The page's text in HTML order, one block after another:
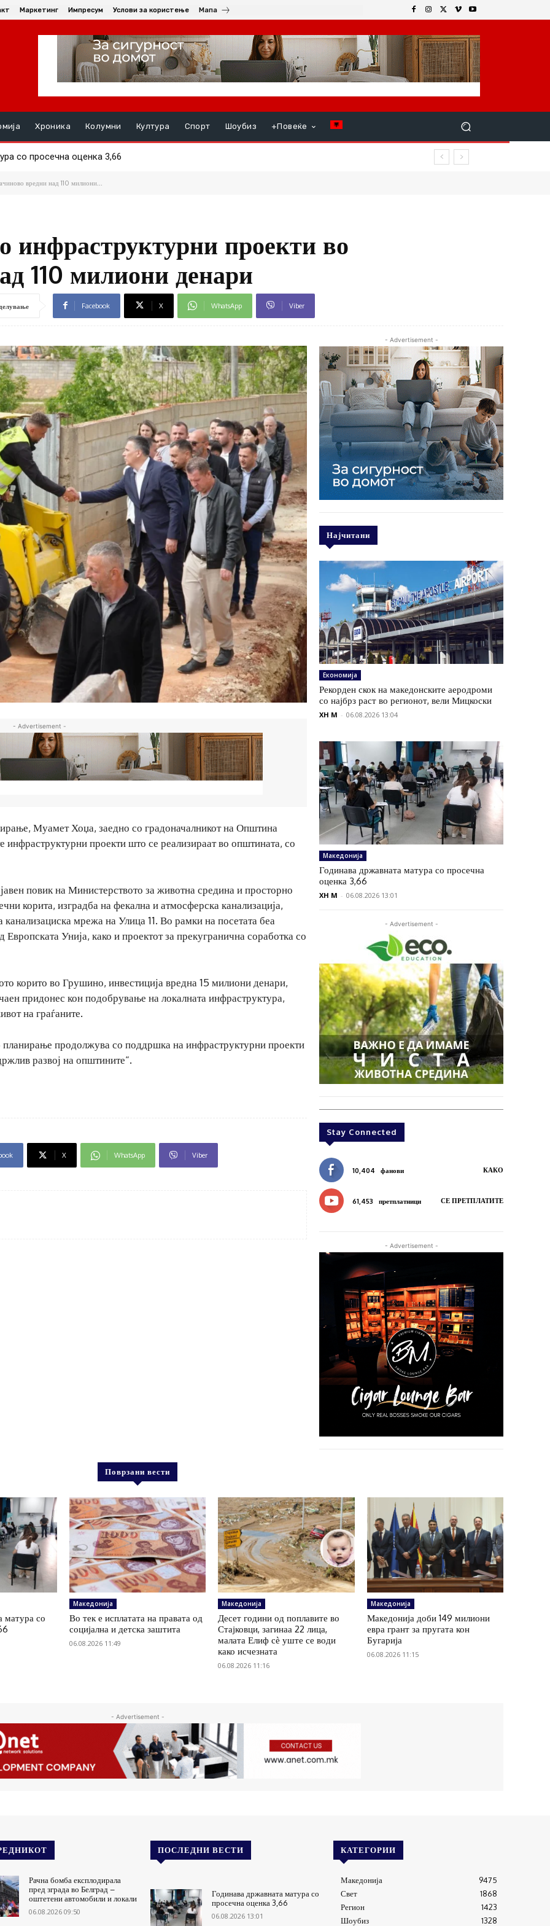
Маркетинг Импресум Услови за користење Мапа
Хроника Колумни Култура Спорт Шоубиз +Повеќе
со просечна оценка 3,66
од социјална и детска заштита
вредни над 110 милиони...
инфраструктурни проекти во
110 милиони денари
Facebook X WhatsApp Viber
- Advertisement -
Муамет Хоџа, заедно со градоначалникот на Општина
проекти што се реализираат во општината, со
повик на Министерството за животна средина и просторно
корита, изградба на фекална и атмосферска канализација,
мрежа на Улица 11. Во рамки на посетата беа
Унија, како и проектот за прекугранична соработка со
корито во Грушино, инвестиција вредна 15 милиони денари,
придонес кон подобрување на локалната инфраструктура,
на граѓаните.
продолжува со поддршка на инфраструктурни проекти
развој на општините“.
X WhatsApp Viber
- Advertisement -
Најчитани
Економија
Рекорден скок на македонските аеродроми
со најбрз раст во регионот, вели Мицкоски
XH M - 06.08.2026 13:04
Македонија
Годинава државната матура со просечна
оценка 3,66
XH M - 06.08.2026 13:01
- Advertisement -
Stay Connected
10,404 фанови КАКО
61,453 претплатници СЕ ПРЕТПЛАТИТЕ
- Advertisement -
Поврзани вести
матура со
Македонија
Во тек е исплатата на правата од
социјална и детска заштита
06.08.2026 11:49
Македонија
Десет години од поплавите во
Стајковци, загинаа 22 лица,
малата Елиф сѐ уште се води
како исчезната
06.08.2026 11:16
Македонија
Македонија доби 149 милиони
евра грант за пругата кон
Бугарија
06.08.2026 11:15
- Advertisement -
Рачна бомба експлодирала
пред зграда во Белград –
оштетени автомобили и локали
06.08.2026 09:50
ПОСЛЕДНИ ВЕСТИ
Годинава државната матура со
просечна оценка 3,66
06.08.2026 13:01
КАТЕГОРИИ
Македонија
9475
Свет
1868
Регион
1423
Шоубиз
1328